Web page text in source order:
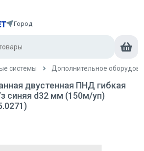
Город
системы Дополнительное
двустенная ПНД гибкая
синяя d32 мм (150м/уп)